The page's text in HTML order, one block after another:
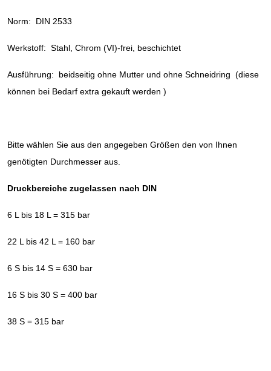
Norm: DIN 2533
Werkstoff: Stahl, Chrom (VI)-frei, beschichtet
Ausführung: beidseitig ohne Mutter und ohne Schneidring (diese
können bei Bedarf extra gekauft werden )
Bitte wählen Sie aus den angegeben Größen den von Ihnen
genötigten Durchmesser aus.
Druckbereiche zugelassen nach DIN
6 L bis 18 L = 315 bar
22 L bis 42 L = 160 bar
6 S bis 14 S = 630 bar
16 S bis 30 S = 400 bar
38 S = 315 bar